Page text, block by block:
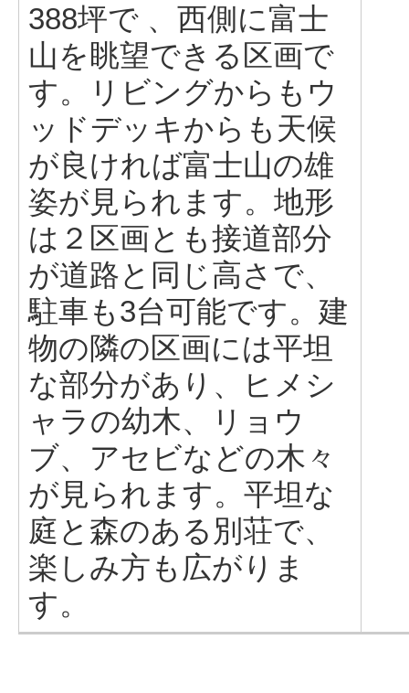
388坪で 、西側に富士
山を眺望できる区画で
す。リビングからもウ
ッドデッキからも天候
が良ければ富士山の雄
姿が見られます。地形
は２区画とも接道部分
が道路と同じ高さで、
駐車も3台可能です。建
物の隣の区画には平坦
な部分があり、ヒメシ
ャラの幼木、リョウ
ブ、アセビなどの木々
が見られます。平坦な
庭と森のある別荘で、
楽しみ方も広がりま
す。